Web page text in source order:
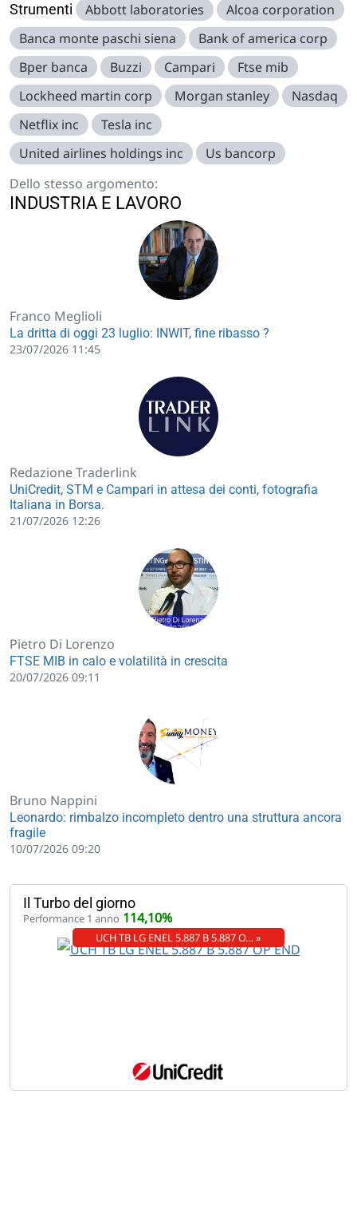
Strumenti Abbott laboratories
Alcoa corporation
Banca monte paschi siena
Bank of america corp
Bper banca
Buzzi Campari
Ftse mib
Lockheed martin corp
Morgan stanley
Nasdaq
Netflix inc
Tesla inc
United airlines holdings inc
Us bancorp
Dello stesso argomento:
INDUSTRIA E LAVORO
Franco Meglioli
La dritta di oggi 23 luglio: INWIT, fine ribasso ?
23/07/2026 11:45
Redazione Traderlink
UniCredit, STM e Campari in attesa dei conti, fotografia
Italiana in Borsa.
21/07/2026 12:26
Pietro Di Lorenzo
FTSE MIB in calo e volatilità in crescita
20/07/2026 09:11
Bruno Nappini
Leonardo: rimbalzo incompleto dentro una struttura ancora
fragile
10/07/2026 09:20
Il Turbo del giorno
Performance 1 anno 114,10%
UCH TB LG ENEL 5.887 B 5.887 O… »